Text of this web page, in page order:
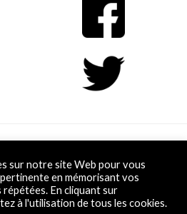
© 2026 L&D
by L&D
sur notre site Web pour vous
en mémorisant vos
En cliquant sur
à l'utilisation de tous les cookies.